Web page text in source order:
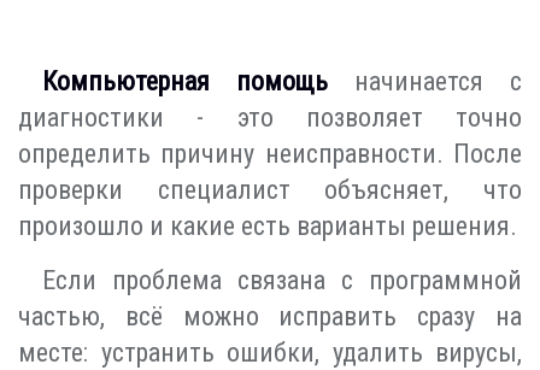
Компьютерная помощь начинается с
диагностики - это позволяет точно
определить причину неисправности. После
проверки специалист объясняет, что
произошло и какие есть варианты решения.
Если проблема связана с программной
частью, всё можно исправить сразу на
месте: устранить ошибки, удалить вирусы,